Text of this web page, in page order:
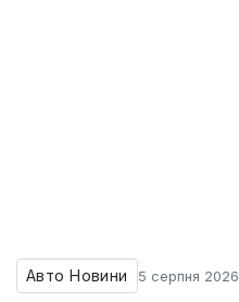
Авто Новини 5 серпня 2026